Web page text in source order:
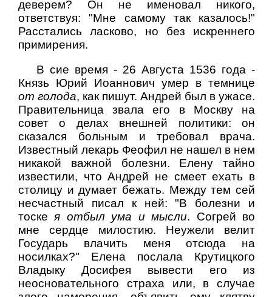
деверем? Он не именовал никого,
ответствуя: "Мне самому так казалось!"
Расстались ласково, но без искреннего
примирения.
В сие время - 26 Августа 1536 года -
Князь Юрий Иоаннович умер в темнице
от голода, как пишут. Андрей был в ужасе.
Правительница звала его в Москву на
совет о делах внешней политики: он
сказался больным и требовал врача.
Известный лекарь Феофил не нашел в нем
никакой важной болезни. Елену тайно
известили, что Андрей не смеет ехать в
столицу и думает бежать. Между тем сей
несчастный писал к ней: "В болезни и
тоскея отбыл ума и мысли. Согрей во
мне сердце милостию. Неужели велит
Государь влачить меня отсюда на
носилках?" Елена послала Крутицкого
Владыку Досифея вывести его из
неосновательного страха или, в случае